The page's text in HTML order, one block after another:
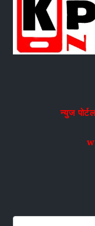
न्युज